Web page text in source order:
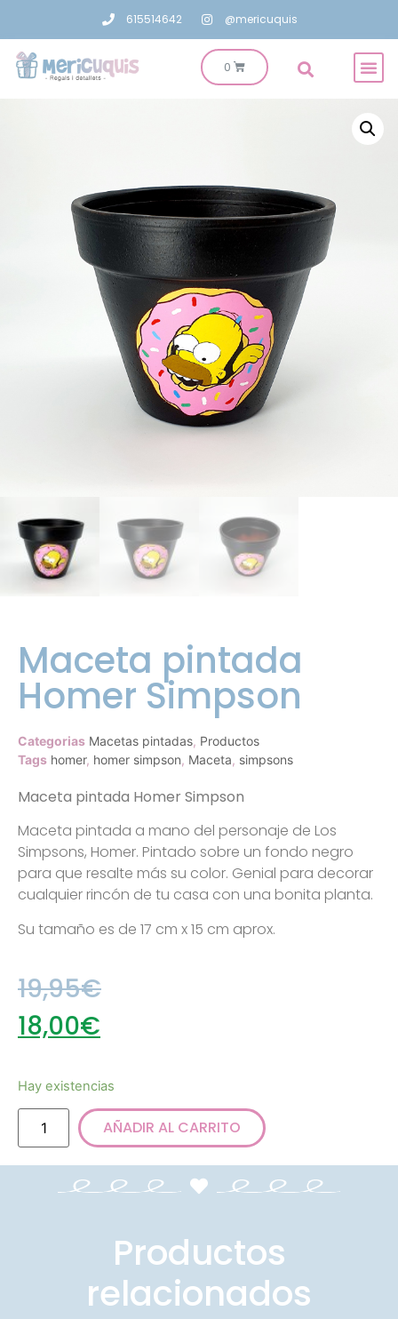
615514642 @mericuquis
Maceta pintada
Homer Simpson
Categorias Macetas pintadas, Productos
Tags homer, homer simpson, Maceta, simpsons
Maceta pintada Homer Simpson
Maceta pintada a mano del personaje de Los
Simpsons, Homer. Pintado sobre un fondo negro
para que resalte más su color. Genial para decorar
cualquier rincón de tu casa con una bonita planta.
Su tamaño es de 17 cm x 15 cm aprox.
19,95€
18,00€
Hay existencias
AÑADIR AL CARRITO
Productos
relacionados